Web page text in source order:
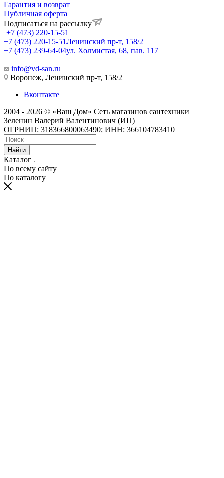
Гарантия и возврат
Публичная оферта
Подписаться на рассылку
+7 (473) 220-15-51
+7 (473) 220-15-51Ленинский пр-т, 158/2
+7 (473) 239-64-04ул. Холмистая, 68, пав. 117
info@vd-san.ru
Воронеж, Ленинский пр-т, 158/2
Вконтакте
2004 - 2026 © «Ваш Дом» Сеть магазинов сантехники
Зеленин Валерий Валентинович (ИП)
ОГРНИП: 318366800063490; ИНН: 366104783410
Найти
Каталог
По всему сайту
По каталогу